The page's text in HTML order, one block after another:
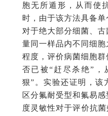
胞无所遁形，从而使
时，由于该方法具备
对于绝大部分细菌、
量同一样品内不同细
程度，评价病菌细胞
否已被“赶尽杀绝”，
狠”。实验还证明，该
区分氟耐受型和氟易
度灵敏性对于评价抗